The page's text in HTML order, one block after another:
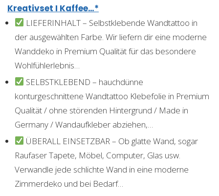
Kreativset I Kaffee…*
LIEFERINHALT – Selbstklebende Wandtattoo in
der ausgewählten Farbe. Wir liefern dir eine moderne
Wanddeko in Premium Qualität für das besondere
Wohlfühlerlebnis…
SELBSTKLEBEND – hauchdünne
konturgeschnittene Wandtattoo Klebefolie in Premium
Qualität / ohne störenden Hintergrund / Made in
Germany / Wandaufkleber abziehen,…
ÜBERALL EINSETZBAR – Ob glatte Wand, sogar
Raufaser Tapete, Möbel, Computer, Glas usw.
Verwandle jede schlichte Wand in eine moderne
Zimmerdeko und bei Bedarf…